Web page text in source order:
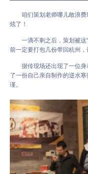
咱们策划老师哪儿敢浪费
炫了！
一滴不剩之后，策划被这“
前一定要打包几份带回杭州，
据传现场还出现了一位身
了一份自己亲自制作的逆水
谨。